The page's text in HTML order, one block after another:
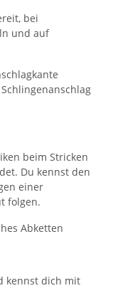
bei
und auf
beim Stricken
Du kennst den
einer
folgen.
Abketten
kennst dich mit